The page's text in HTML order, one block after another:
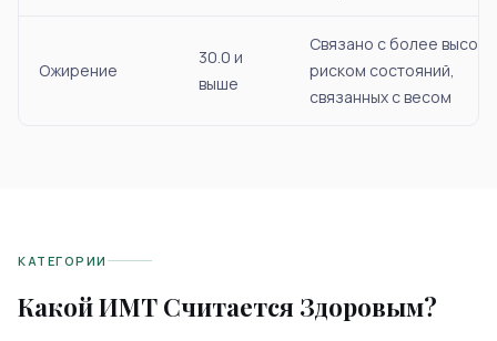
Ожирение
30.0 и
выше
Связано с более
риском состояний,
связанных с весом
КАТЕГОРИИ
Какой ИМТ Считается Здоровым?